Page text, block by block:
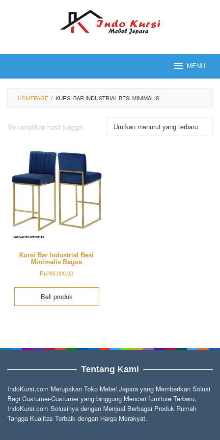
MENU
HOMEPAGE / KURSI BAR INDUSTRIAL BESI MINIMALIS
Menampilkan hasil tunggal
Kursi Bar Industrial Besi
Minimalis Bagus
Rp785,000.00
Beli produk
Tentang Kami
IndoKursi.com Merupakan Toko Mebel Jepara yang Memberikan Solusi
Bagi Custumer-Custumer yang binggung Mencari furniture Terbaru,
IndoKursi.com Solusinya dengan Menjual Berbagai Produk Rumah
Tangga Kualitas Terbaik dengan Harga Merakyat.